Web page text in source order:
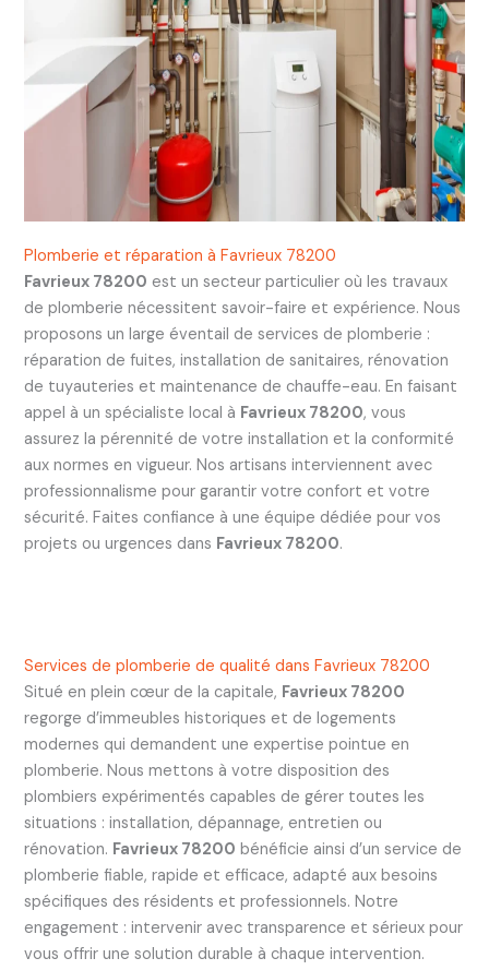
Plomberie et réparation à Favrieux 78200
Favrieux 78200 est un secteur particulier où les travaux
de plomberie nécessitent savoir-faire et expérience. Nous
proposons un large éventail de services de plomberie :
réparation de fuites, installation de sanitaires, rénovation
de tuyauteries et maintenance de chauffe-eau. En faisant
appel à un spécialiste local à Favrieux 78200, vous
assurez la pérennité de votre installation et la conformité
aux normes en vigueur. Nos artisans interviennent avec
professionnalisme pour garantir votre confort et votre
sécurité. Faites confiance à une équipe dédiée pour vos
projets ou urgences dans Favrieux 78200.
Services de plomberie de qualité dans Favrieux 78200
Situé en plein cœur de la capitale, Favrieux 78200
regorge d’immeubles historiques et de logements
modernes qui demandent une expertise pointue en
plomberie. Nous mettons à votre disposition des
plombiers expérimentés capables de gérer toutes les
situations : installation, dépannage, entretien ou
rénovation. Favrieux 78200 bénéficie ainsi d’un service de
plomberie fiable, rapide et efficace, adapté aux besoins
spécifiques des résidents et professionnels. Notre
engagement : intervenir avec transparence et sérieux pour
vous offrir une solution durable à chaque intervention.